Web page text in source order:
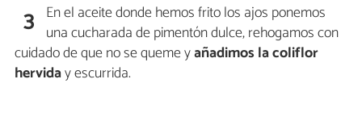
3 En el aceite donde hemos frito los ajos ponemos
una cucharada de pimentón dulce, rehogamos con
cuidado de que no se queme yañadimos la coliflor
herviday escurrida.